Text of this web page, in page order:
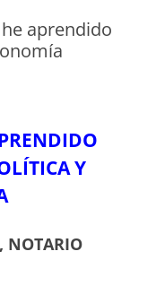
aprendido
Y
NOTARIO